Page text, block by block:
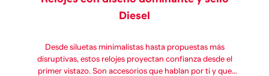
Diesel
Desde siluetas minimalistas hasta propuestas más
disruptivas, estos relojes proyectan confianza desde el
primer vistazo. Son accesorios que hablan por ti y que